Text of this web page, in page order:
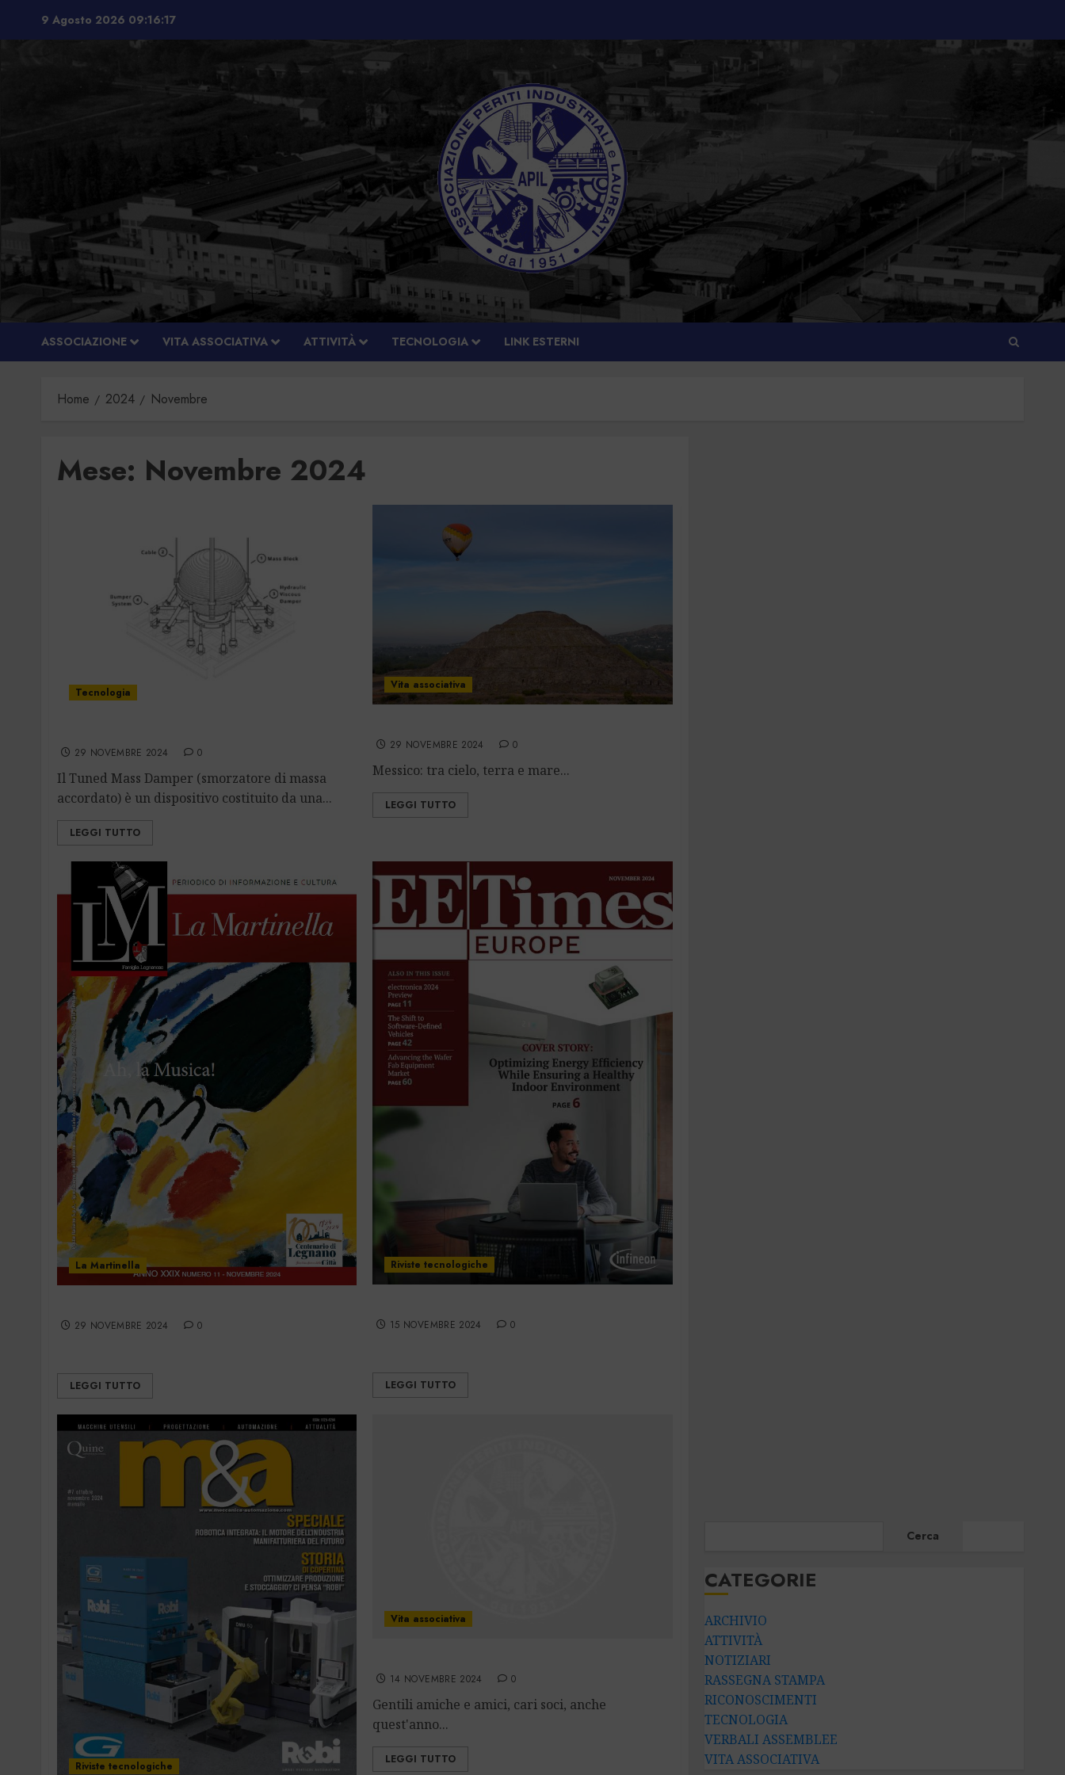
9 Agosto 2026 09:16:18
ASSOCIAZIONE VITA ASSOCIATIVA ATTIVITÀ TECNOLOGIA LINK ESTERNI
Home 2024 Novembre
Mese: Novembre 2024
Tecnologia
29 NOVEMBRE 2024 0
Il Tuned Mass Damper (smorzatore di massa
accordato) è un dispositivo costituito da una...
LEGGI TUTTO
Vita associativa
29 NOVEMBRE 2024 0
Messico: tra cielo, terra e mare...
LEGGI TUTTO
La Martinella
29 NOVEMBRE 2024 0
LEGGI TUTTO
Riviste tecnologiche
15 NOVEMBRE 2024 0
LEGGI TUTTO
Riviste tecnologiche
Vita associativa
14 NOVEMBRE 2024 0
Gentili amiche e amici, cari soci, anche
quest'anno...
LEGGI TUTTO
Cerca
CATEGORIE
ARCHIVIO
ATTIVITÀ
NOTIZIARI
RASSEGNA STAMPA
RICONOSCIMENTI
TECNOLOGIA
VERBALI ASSEMBLEE
VITA ASSOCIATIVA